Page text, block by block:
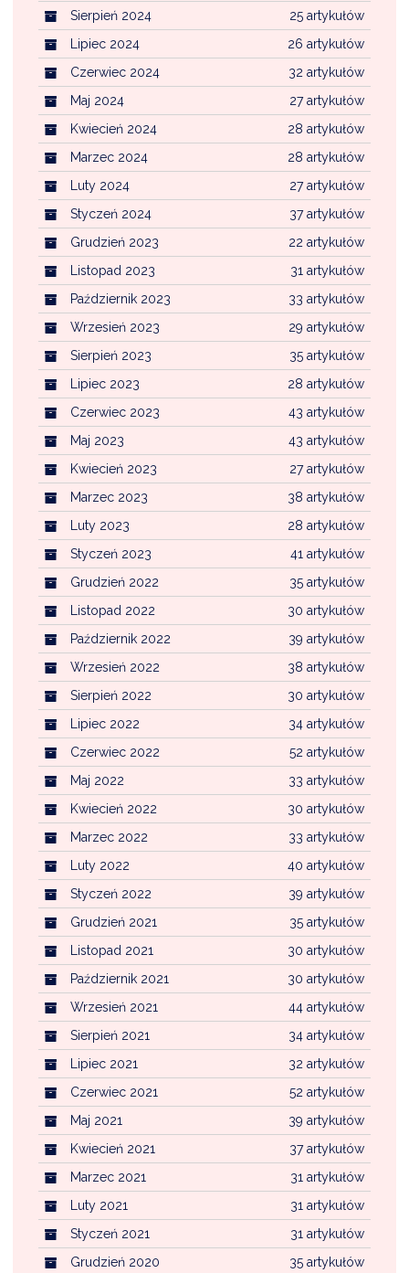
25 artykułów
Sierpień 2024
26 artykułów
Lipiec 2024
32 artykułów
Czerwiec 2024
27 artykułów
Maj 2024
28 artykułów
Kwiecień 2024
28 artykułów
Marzec 2024
27 artykułów
Luty 2024
37 artykułów
Styczeń 2024
22 artykułów
Grudzień 2023
31 artykułów
Listopad 2023
33 artykułów
Październik 2023
29 artykułów
Wrzesień 2023
35 artykułów
Sierpień 2023
28 artykułów
Lipiec 2023
43 artykułów
Czerwiec 2023
43 artykułów
Maj 2023
27 artykułów
Kwiecień 2023
38 artykułów
Marzec 2023
28 artykułów
Luty 2023
41 artykułów
Styczeń 2023
35 artykułów
Grudzień 2022
30 artykułów
Listopad 2022
39 artykułów
Październik 2022
38 artykułów
Wrzesień 2022
30 artykułów
Sierpień 2022
34 artykułów
Lipiec 2022
52 artykułów
Czerwiec 2022
33 artykułów
Maj 2022
30 artykułów
Kwiecień 2022
33 artykułów
Marzec 2022
40 artykułów
Luty 2022
39 artykułów
Styczeń 2022
35 artykułów
Grudzień 2021
30 artykułów
Listopad 2021
30 artykułów
Październik 2021
44 artykułów
Wrzesień 2021
34 artykułów
Sierpień 2021
32 artykułów
Lipiec 2021
52 artykułów
Czerwiec 2021
39 artykułów
Maj 2021
37 artykułów
Kwiecień 2021
31 artykułów
Marzec 2021
31 artykułów
Luty 2021
31 artykułów
Styczeń 2021
35 artykułów
Grudzień 2020